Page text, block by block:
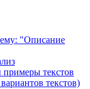
"Описание
текстов
текстов)